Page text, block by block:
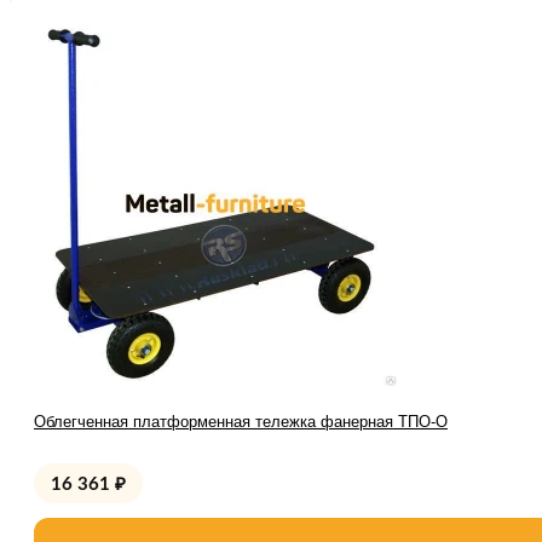
Облегченная платформенная тележка фанерная ТПО-О
16 361 ₽